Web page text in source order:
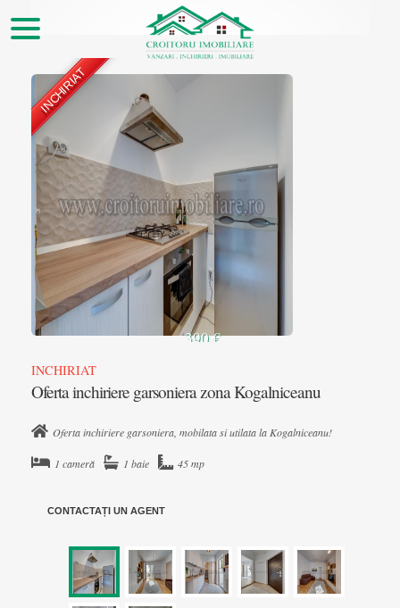
INCHIRIAT
390 €
INCHIRIAT
Oferta inchiriere garsoniera zona Kogalniceanu
Oferta inchiriere garsoniera, mobilata si utilata la Kogalniceanu!
1 cameră 1 baie 45 mp
CONTACTAȚI UN AGENT
▲
▼
▼